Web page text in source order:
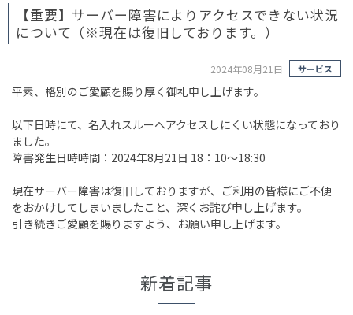
【重要】サーバー障害によりアクセスできない状況
について（※現在は復旧しております。）
2024年08月21日 サービス
平素、格別のご愛顧を賜り厚く御礼申し上げます。
以下日時にて、名入れスルーへアクセスしにくい状態になっており
ました。
障害発生日時時間：2024年8月21日 18：10～18:30
現在サーバー障害は復旧しておりますが、ご利用の皆様にご不便
をおかけしてしまいましたこと、深くお詫び申し上げます。
引き続きご愛顧を賜りますよう、お願い申し上げます。
新着記事